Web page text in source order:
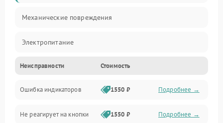
Механические повреждения
Электропитание
Механика
Аккумулятор
Работа системы
Неисправности Стоимость
Ошибка индикаторов 1550 ₽ Подробнее →
Не реагирует на кнопки 1550 ₽ Подробнее →